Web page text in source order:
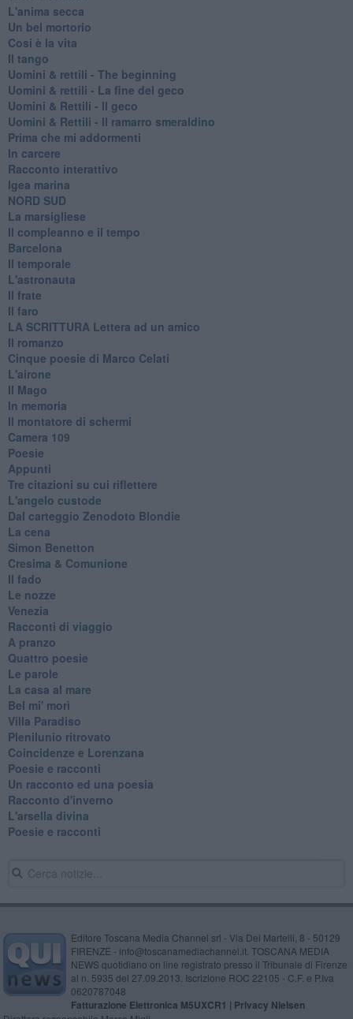
L'anima secca
Un bel mortorio
Cosi è la vita
Il tango
​Uomini & rettili - The beginning
​Uomini & rettili - La fine del geco
Uomini & Rettili - Il geco
Uomini & Rettili - Il ramarro smeraldino
Prima che mi addormenti
In carcere
Racconto interattivo
Igea marina
​NORD SUD
La marsigliese
Il compleanno e il tempo
Barcelona
Il temporale
L'astronauta
Il frate
Il faro
​LA SCRITTURA Lettera ad un amico
Il romanzo
Cinque poesie di Marco Celati
L'airone
Il Mago
In memoria
Il montatore di schermi
Camera 109
Poesie
Appunti
Tre citazioni su cui riflettere
L'angelo custode
Dal carteggio Zenodoto Blondie
La cena
Simon Benetton
Cresima & Comunione
Il fado
Le nozze
Venezia
Racconti di viaggio
A pranzo
Quattro poesie
Le parole
La casa al mare
Bel mi' morì
Villa Paradiso
Plenilunio ritrovato
Coincidenze e Lorenzana
Poesie e racconti
Un racconto ed una poesia
Racconto d'inverno
​L'arsella divina
Poesie e racconti
Editore Toscana Media Channel srl - Via Dei Martelli, 8 - 50129
FIRENZE - info@toscanamediachannel.it. TOSCANA MEDIA
NEWS quotidiano on line registrato presso il Tribunale di Firenze
al n. 5935 del 27.09.2013. Iscrizione ROC 22105 - C.F. e P.Iva
0620787048
Fatturazione Elettronica M5UXCR1 | Privacy Nielsen